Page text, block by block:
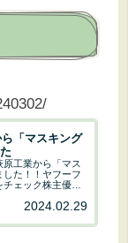
ら「マスキング
原工業から「マス
した！！ヤフーフ
チェック株主優
オリジナルカタロ
2024.02.29